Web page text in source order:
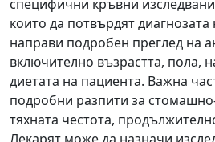
специфични кръвни
които да потвърдят
направи подробен преглед на
включително възрастта, пола,
диетата на пациента. Важна
подробни разпити за
тяхната честота,